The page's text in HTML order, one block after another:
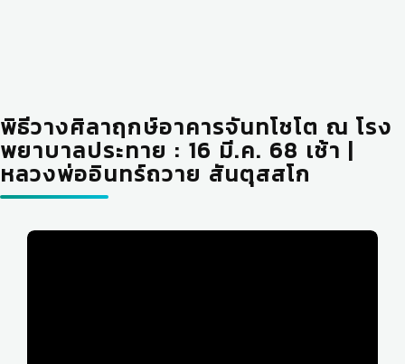
พิธีวางศิลาฤกษ์อาคารจันทโชโต ณ โรง
พยาบาลประทาย : 16 มี.ค. 68 เช้า |
หลวงพ่ออินทร์ถวาย สันตุสสโก